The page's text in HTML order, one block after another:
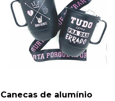
Canecas de alumínio